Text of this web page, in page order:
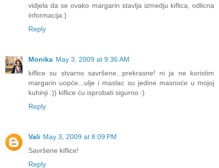
vidjela da se ovako margarin stavlja izmedju kiflica, odlicna
informacija:)
Reply
Monika May 3, 2009 at 9:36 AM
kiflice su stvarno savršene...prekrasne! ni ja ne koristim
margarin uopće...ulje i maslac su jedine masnoće u mojoj
kuhinji :)) kiflice ću isprobati sigurno :)
Reply
Vali May 3, 2009 at 8:09 PM
Savršene kiflice!
Reply